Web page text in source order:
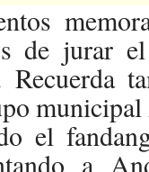
de jurar
Recuerda
el
a